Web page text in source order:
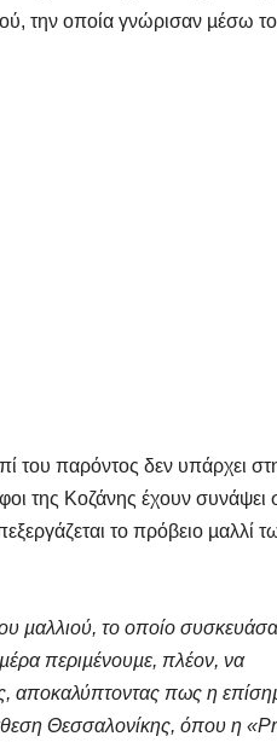
την οποία γνώρισαν µέσω
του παρόντος δεν υπάρχει
της Κοζάνης έχουν
το πρόβειο µαλλί
µαλλιού, το οποίο
περιµένουµε, πλέον, να
αποκαλύπτοντας πως η
Θεσσαλονίκης, όπου η